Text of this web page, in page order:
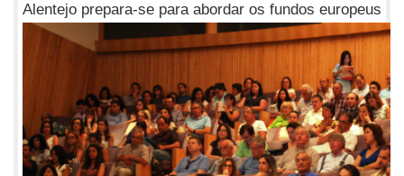
Alentejo prepara-se para abordar os fundos europeus